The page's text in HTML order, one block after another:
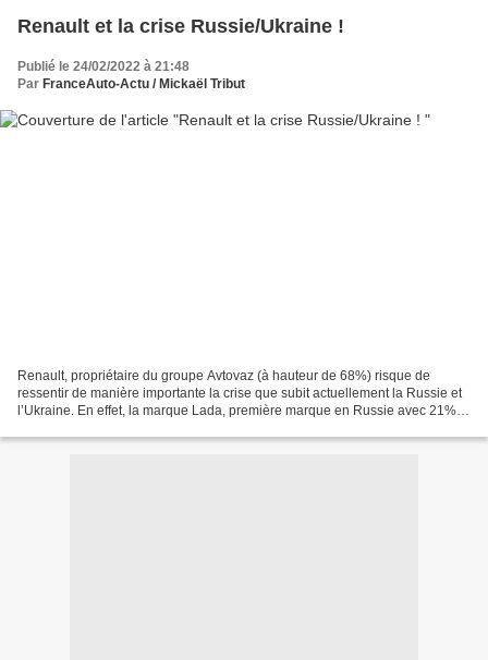
Renault et la crise Russie/Ukraine !
Publié le 24/02/2022 à 21:48
Par FranceAuto-Actu / Mickaël Tribut
Renault, propriétaire du groupe Avtovaz (à hauteur de 68%) risque de
ressentir de manière importante la crise que subit actuellement la Russie et
l’Ukraine. En effet, la marque Lada, première marque en Russie avec 21%